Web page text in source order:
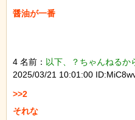
醤油が一番
4 名前： 以下、？ちゃんねるか
2025/03/21 10:01:00
>>2
それな